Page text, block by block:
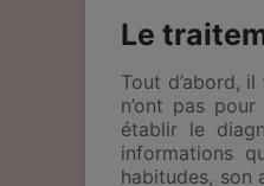
Le
Tout d’abord,
n’ont pas
établir le
informations
habitudes, son